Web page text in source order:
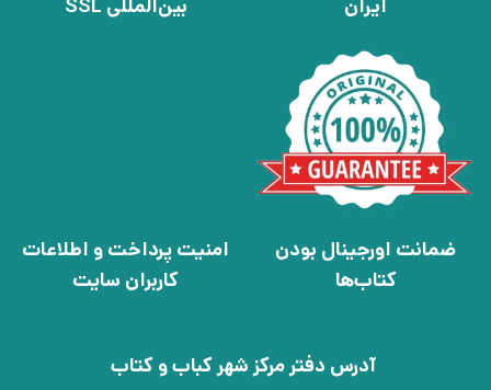
ایران
بین‌المللی SSL
ضمانت اورجینال بودن
کتاب‌ها
امنیت پرداخت و اطلاعات
کاربران سایت
آدرس دفتر مرکز شهر کباب و کتاب